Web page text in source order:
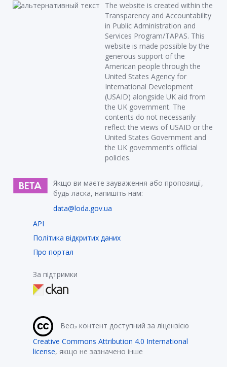
The website is created within the
Transparency and Accountability
in Public Administration and
Services Program/TAPAS. This
website is made possible by the
generous support of the
American people through the
United States Agency for
International Development
(USAID) alongside UK aid from
the UK government. The
contents do not necessarily
reflect the views of USAID or the
United States Government and
the UK government’s official
policies.
Якщо ви маєте зауваження або пропозиції,
будь ласка, напишіть нам:
data@loda.gov.ua
API
Політика відкритих даних
Про портал
За підтримки
Весь контент доступний за ліцензією
Creative Commons Attribution 4.0 International
license, якщо не зазначено інше